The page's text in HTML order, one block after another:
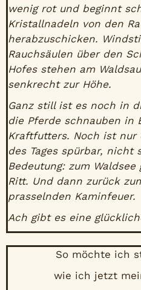
wenig rot und beginnt
Kristallnadeln von den
herabzuschicken.
Rauchsäulen über den
Hofes stehen am
senkrecht zur Höhe.
Ganz still ist es noch in
die Pferde schnauben in
Kraftfutters. Noch ist nur
des Tages spürbar, nicht
Bedeutung: zum
Ritt. Und dann zurück
prasselnden Kaminfeuer.
Ach gibt es eine
So möchte ich
wie ich jetzt